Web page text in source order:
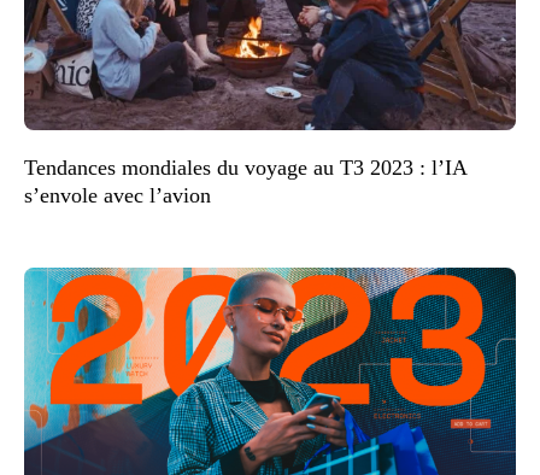
Tendances mondiales du voyage au T3 2023 : l’IA
s’envole avec l’avion